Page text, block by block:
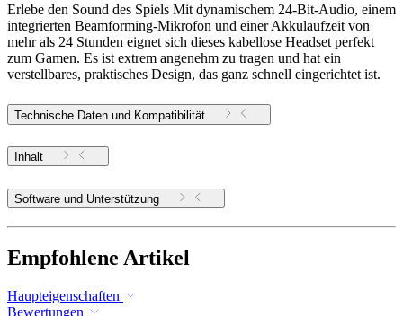
Erlebe den Sound des Spiels Mit dynamischem 24-Bit-Audio, einem
integrierten Beamforming-Mikrofon und einer Akkulaufzeit von
mehr als 24 Stunden eignet sich dieses kabellose Headset perfekt
zum Gamen. Es ist extrem angenehm zu tragen und hat ein
verstellbares, praktisches Design, das ganz schnell eingerichtet ist.
Technische Daten und Kompatibilität
Inhalt
Software und Unterstützung
Empfohlene Artikel
Haupteigenschaften
Bewertungen